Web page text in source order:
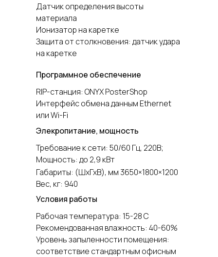
Условия работы
Требование к сети: 50/60 Гц, 220В;
Мощность: до 2,9 кВт
Рабочая температура: 15-28 С
Рекомендованная влажность: 40-60%
Уровень запыленности помещения:
соответствие стандартным офисным
Программное обеспечение
RIP-станция: ONYX PosterShop
Интерфейс обмена данным Ethernet
или Wi-Fi
Элекропитание, мощность
Датчик определения высоты
материала
Ионизатор на каретке
Защита от столкновения: датчик удара
на каретке
Габариты: (ШхГхВ), мм 3650×1800×1200
Вес, кг: 940